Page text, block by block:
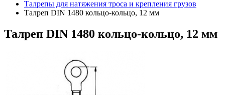
Талрепы для натяжения троса и крепления грузов
Талреп DIN 1480 кольцо-кольцо, 12 мм
Талреп DIN 1480 кольцо-кольцо, 12 мм